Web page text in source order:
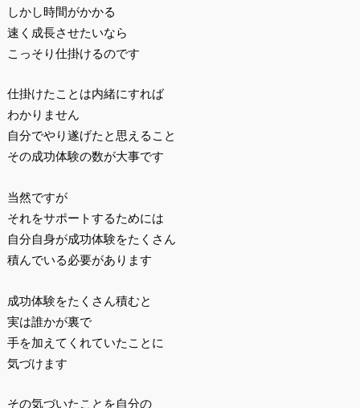
しかし時間がかかる
速く成長させたいなら
こっそり仕掛けるのです
仕掛けたことは内緒にすれば
わかりません
自分でやり遂げたと思えること
その成功体験の数が大事です
当然ですが
それをサポートするためには
自分自身が成功体験をたくさん
積んでいる必要があります
成功体験をたくさん積むと
実は誰かが裏で
手を加えてくれていたことに
気づけます
その気づいたことを自分の